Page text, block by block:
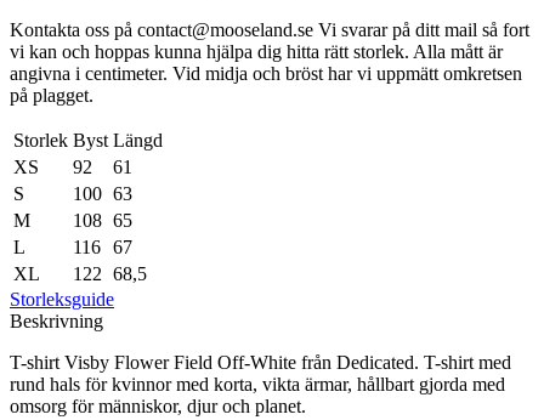
Kontakta oss på contact@mooseland.se Vi svarar på ditt mail så fort
vi kan och hoppas kunna hjälpa dig hitta rätt storlek. Alla mått är
angivna i centimeter. Vid midja och bröst har vi uppmätt omkretsen
på plagget.
Storlek Byst Längd
XS
92
61
S
100 63
M
108 65
L
116 67
XL
122 68,5
Storleksguide
Beskrivning
T-shirt Visby Flower Field Off-White från Dedicated. T-shirt med
rund hals för kvinnor med korta, vikta ärmar, hållbart gjorda med
omsorg för människor, djur och planet.